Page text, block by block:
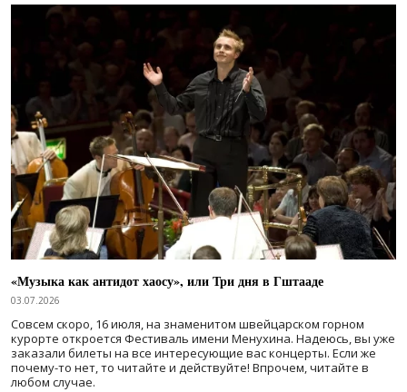
«Музыка как антидот хаосу», или Три дня в Гштааде
03.07.2026
Совсем скоро, 16 июля, на знаменитом швейцарском горном
курорте откроется Фестиваль имени Менухина. Надеюсь, вы уже
заказали билеты на все интересующие вас концерты. Если же
почему-то нет, то читайте и действуйте! Впрочем, читайте в
любом случае.